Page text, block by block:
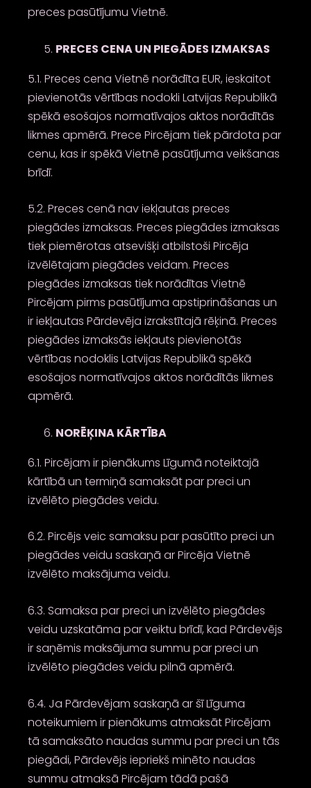
preces pasūtījumu Vietnē.
PRECES CENA UN PIEGĀDES IZMAKSAS
5.1. Preces cena Vietnē norādīta EUR, ieskaitot
pievienotās vērtības nodokli Latvijas Republikā
spēkā esošajos normatīvajos aktos norādītās
likmes apmērā. Prece Pircējam tiek pārdota par
cenu, kas ir spēkā Vietnē pasūtījuma veikšanas
brīdī.
5.2. Preces cenā nav iekļautas preces
piegādes izmaksas. Preces piegādes izmaksas
tiek piemērotas atsevišķi atbilstoši Pircēja
izvēlētajam piegādes veidam. Preces
piegādes izmaksas tiek norādītas Vietnē
Pircējam pirms pasūtījuma apstiprināšanas un
ir iekļautas Pārdevēja izrakstītajā rēķinā. Preces
piegādes izmaksās iekļauts pievienotās
vērtības nodoklis Latvijas Republikā spēkā
esošajos normatīvajos aktos norādītās likmes
apmērā.
NORĒĶINA KĀRTĪBA
6.1. Pircējam ir pienākums Līgumā noteiktajā
kārtībā un termiņā samaksāt par preci un
izvēlēto piegādes veidu.
6.2. Pircējs veic samaksu par pasūtīto preci un
piegādes veidu saskaņā ar Pircēja Vietnē
izvēlēto maksājuma veidu.
6.3. Samaksa par preci un izvēlēto piegādes
veidu uzskatāma par veiktu brīdī, kad Pārdevējs
ir saņēmis maksājuma summu par preci un
izvēlēto piegādes veidu pilnā apmērā.
6.4. Ja Pārdevējam saskaņā ar šī Līguma
noteikumiem ir pienākums atmaksāt Pircējam
tā samaksāto naudas summu par preci un tās
piegādi, Pārdevējs iepriekš minēto naudas
summu atmaksā Pircējam tādā pašā